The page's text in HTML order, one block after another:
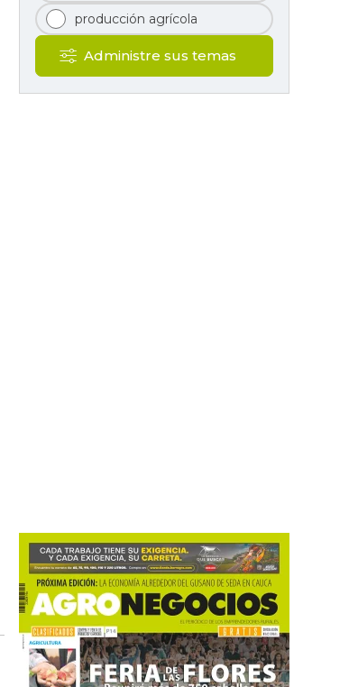
producción agrícola
Administre sus temas